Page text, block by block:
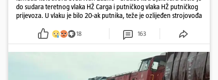
do sudara teretnog vlaka HŽ Carga i putničkog vlaka HŽ putničkog
prijevoza. U vlaku je bilo 20-ak putnika, teže je ozlijeđen strojovođa
18 163